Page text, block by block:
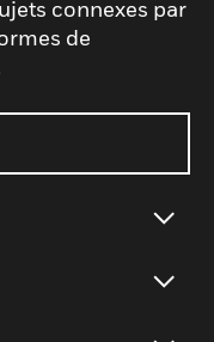
connexes par
de